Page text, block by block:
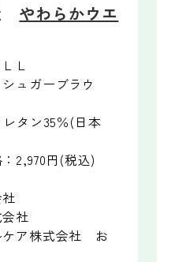
やわらかウエ
Ｌ
ュガーブラウ
タン35％(日本
2,970円(税込)
社
社
ケア株式会社 お